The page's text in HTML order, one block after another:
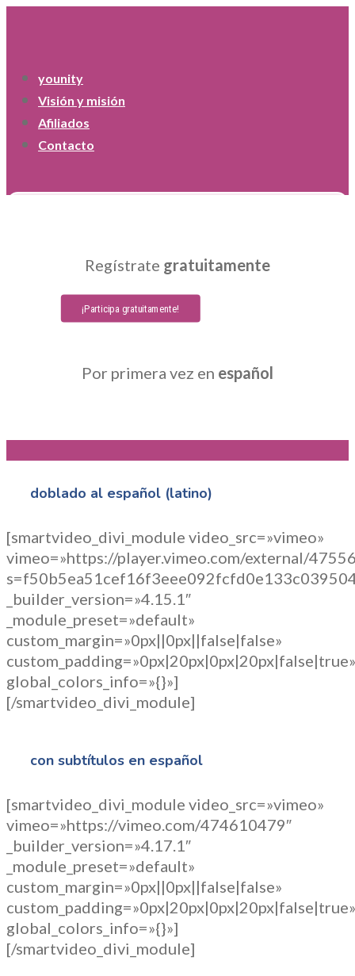
younity
Visión y misión
Afiliados
Contacto
Regístrate gratuitamente
¡Participa gratuitamente!
Por primera vez en español
doblado al español (latino)
[smartvideo_divi_module video_src=»vimeo»
vimeo=»https://player.vimeo.com/external/
_builder_version=»4.15.1″
_module_preset=»default»
custom_margin=»0px||0px||false|false»
custom_padding=»0px|20px|0px|20px|false|true»
global_colors_info=»{}»]
[/smartvideo_divi_module]
con subtítulos en español
[smartvideo_divi_module video_src=»vimeo»
vimeo=»https://vimeo.com/474610479″
_builder_version=»4.17.1″
_module_preset=»default»
custom_margin=»0px||0px||false|false»
custom_padding=»0px|20px|0px|20px|false|true»
global_colors_info=»{}»]
[/smartvideo_divi_module]